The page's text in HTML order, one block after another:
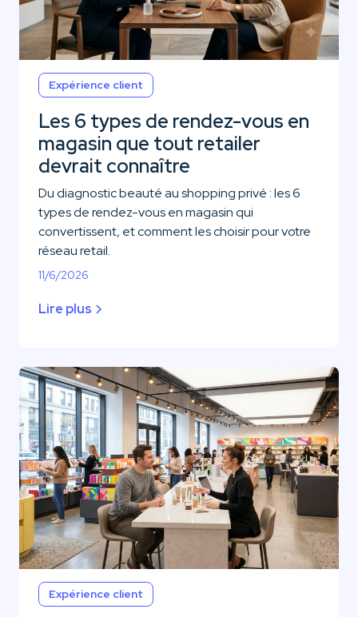
Expérience client
Les 6 types de rendez-vous en
magasin que tout retailer
devrait connaître
Du diagnostic beauté au shopping privé : les 6
types de rendez-vous en magasin qui
convertissent, et comment les choisir pour votre
réseau retail.
11/6/2026
Lire plus
Expérience client